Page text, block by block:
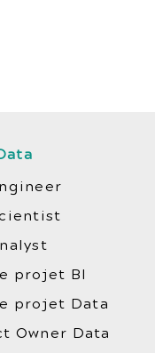
projet BI
projet Data
Owner Data